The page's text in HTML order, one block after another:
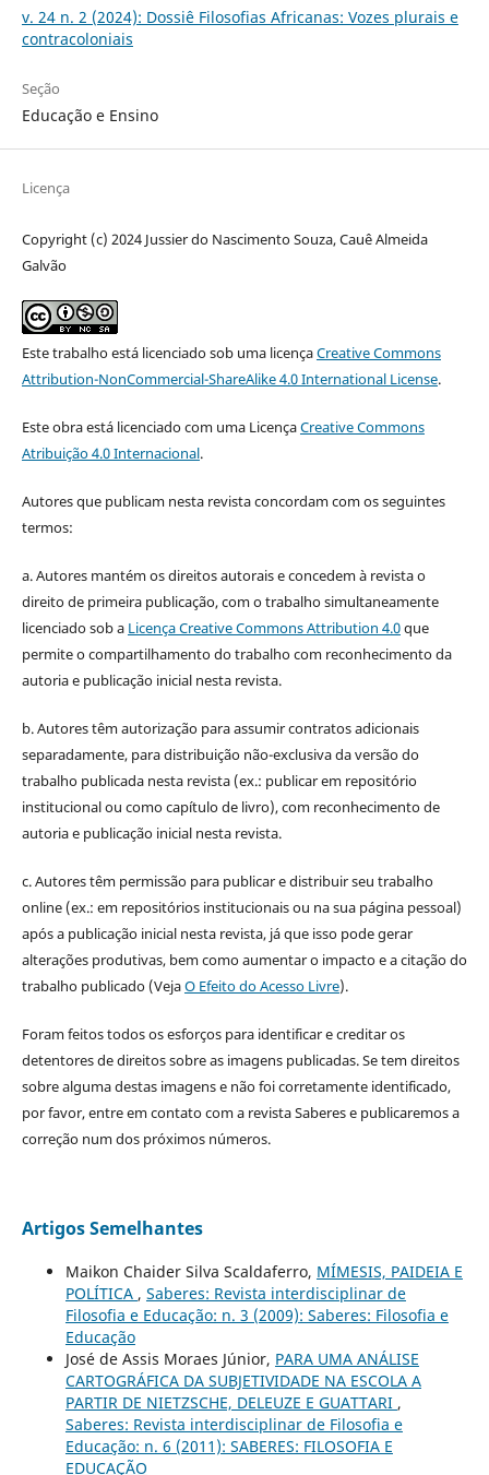
v. 24 n. 2 (2024): Dossiê Filosofias Africanas: Vozes plurais e
contracoloniais
Seção
Educação e Ensino
Licença
Copyright (c) 2024 Jussier do Nascimento Souza, Cauê Almeida
Galvão
Este trabalho está licenciado sob uma licençaCreative Commons
Attribution-NonCommercial-ShareAlike 4.0 International License.
Este obra está licenciado com uma LicençaCreative Commons
Atribuição 4.0 Internacional.
Autores que publicam nesta revista concordam com os seguintes
termos:
a. Autores mantém os direitos autorais e concedem à revista o
direito de primeira publicação, com o trabalho simultaneamente
licenciado sob a Licença Creative Commons Attribution 4.0que
permite o compartilhamento do trabalho com reconhecimento da
autoria e publicação inicial nesta revista.
b. Autores têm autorização para assumir contratos adicionais
separadamente, para distribuição não-exclusiva da versão do
trabalho publicada nesta revista (ex.: publicar em repositório
institucional ou como capítulo de livro), com reconhecimento de
autoria e publicação inicial nesta revista.
c. Autores têm permissão para publicar e distribuir seu trabalho
online (ex.: em repositórios institucionais ou na sua página pessoal)
após a publicação inicial nesta revista, já que isso pode gerar
alterações produtivas, bem como aumentar o impacto e a citação do
trabalho publicado (VejaO Efeito do Acesso Livre).
Foram feitos todos os esforços para identificar e creditar os
detentores de direitos sobre as imagens publicadas. Se tem direitos
sobre alguma destas imagens e não foi corretamente identificado,
por favor, entre em contato com a revista Saberes e publicaremos a
correção num dos próximos números.
Artigos Semelhantes
Maikon Chaider Silva Scaldaferro, MÍMESIS, PAIDEIA E
POLÍTICA , Saberes: Revista interdisciplinar de
Filosofia e Educação: n. 3 (2009): Saberes: Filosofia e
Educação
José de Assis Moraes Júnior, PARA UMA ANÁLISE
CARTOGRÁFICA DA SUBJETIVIDADE NA ESCOLA A
PARTIR DE NIETZSCHE, DELEUZE E GUATTARI ,
Saberes: Revista interdisciplinar de Filosofia e
Educação: n. 6 (2011): SABERES: FILOSOFIA E
EDUCAÇÃO